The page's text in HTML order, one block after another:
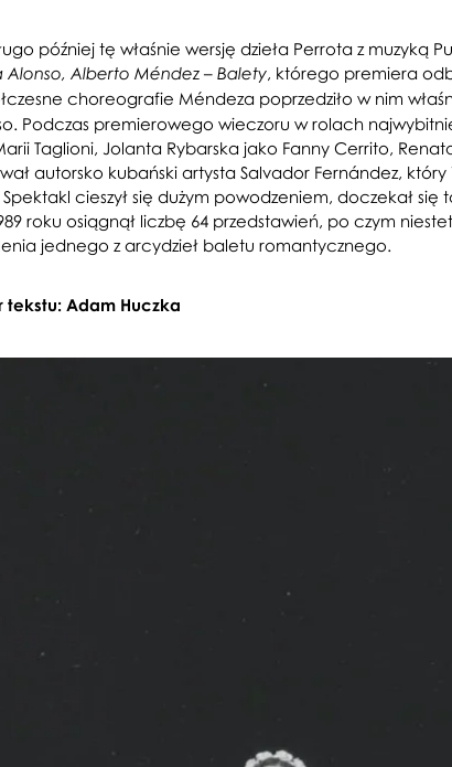
później tę właśnie wersję dzieła Perrota z
Alonso, Alberto Méndez – Balety, którego premiera
choreografie Méndeza poprzedziło w nim
Podczas premierowego wieczoru w rolach
Taglioni, Jolanta Rybarska jako Fanny Cerrito,
autorsko kubański artysta Salvador Fernández,
cieszył się dużym powodzeniem, doczekał
roku osiągnął liczbę 64 przedstawień, po czym
jednego z arcydzieł baletu romantycznego.
tekstu: Adam Huczka